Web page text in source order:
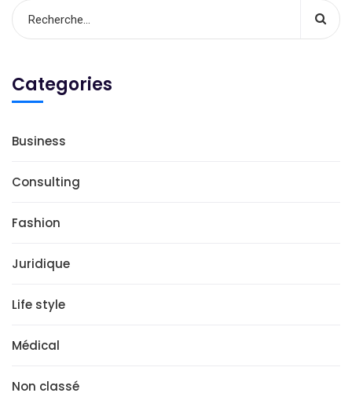
Categories
Business
Consulting
Fashion
Juridique
Life style
Médical
Non classé